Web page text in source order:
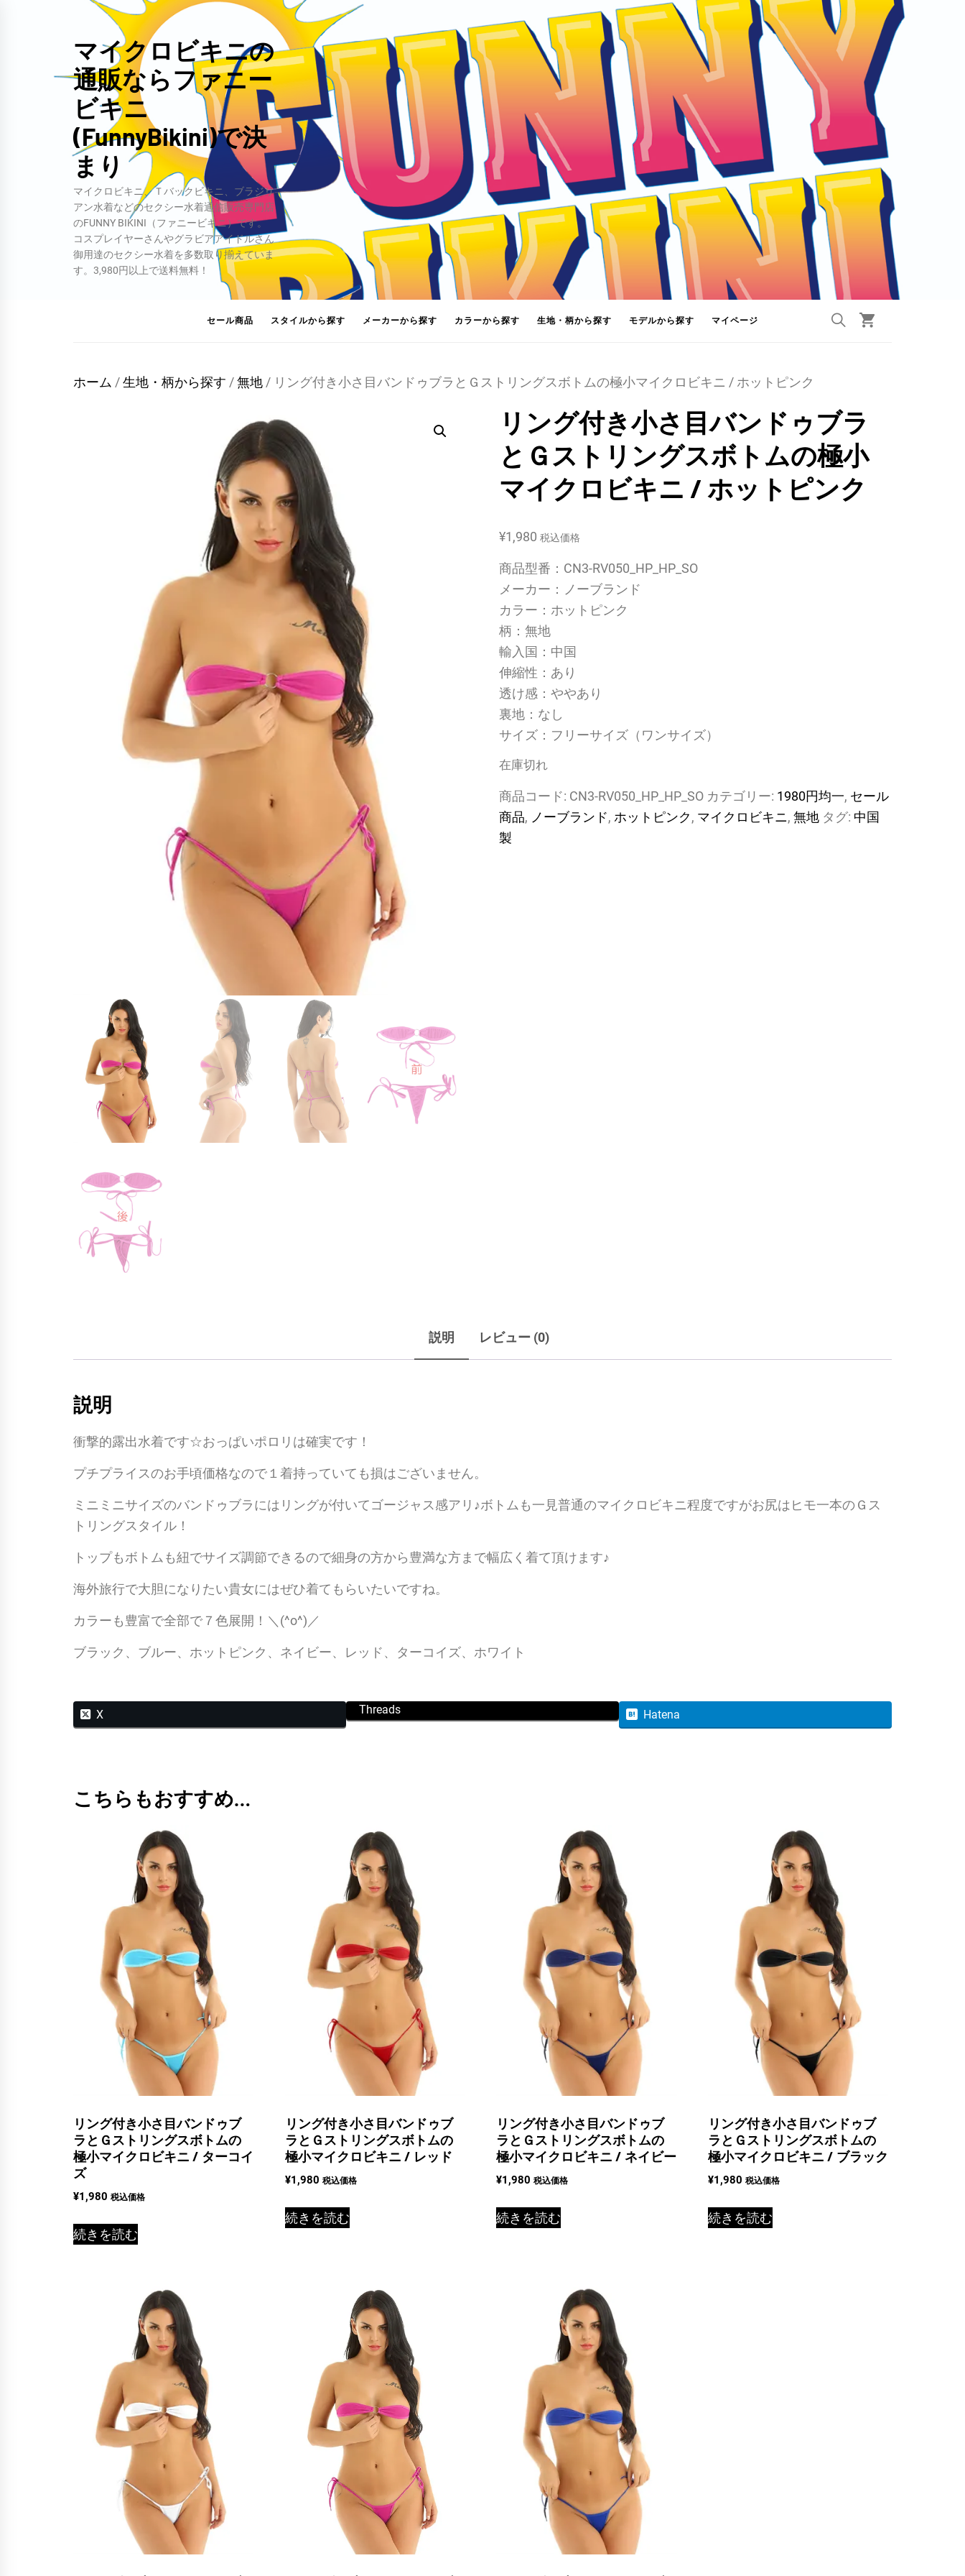
マイクロビキニの
通販ならファニー
ビキニ
(FunnyBikini)で決
まり
マイクロビキニ、Ｔバックビキニ、ブラジリ
アン水着などのセクシー水着通信販売専門店
のFUNNY BIKINI（ファニービキニ）です。
コスプレイヤーさんやグラビアアイドルさん
御用達のセクシー水着を多数取り揃えていま
す。3,980円以上で送料無料！
セール商品 スタイルから探す メーカーから探す カラーから探す 生地・柄から探す モデルから探す マイページ
ホーム /生地・柄から探す /無地 / リング付き小さ目バンドゥブラとＧストリングスボトムの極小マイクロビキニ / ホットピンク
リング付き小さ目バンドゥブラ
とＧストリングスボトムの極小
マイクロビキニ / ホットピンク
¥1,980 税込価格
商品型番：CN3-RV050_HP_HP_SO
メーカー：ノーブランド
カラー：ホットピンク
柄：無地
輸入国：中国
伸縮性：あり
透け感：ややあり
裏地：なし
サイズ：フリーサイズ（ワンサイズ）
在庫切れ
商品コード: CN3-RV050_HP_HP_SO カテゴリー: 1980円均一, セール
商品, ノーブランド, ホットピンク, マイクロビキニ, 無地 タグ: 中国
製
説明 レビュー (0)
説明
衝撃的露出水着です☆おっぱいポロリは確実です！
プチプライスのお手頃価格なので１着持っていても損はございません。
ミニミニサイズのバンドゥブラにはリングが付いてゴージャス感アリ♪ボトムも一見普通のマイクロビキニ程度ですがお尻はヒモ一本のＧス
トリングスタイル！
トップもボトムも紐でサイズ調節できるので細身の方から豊満な方まで幅広く着て頂けます♪
海外旅行で大胆になりたい貴女にはぜひ着てもらいたいですね。
カラーも豊富で全部で７色展開！＼(^o^)／
ブラック、ブルー、ホットピンク、ネイビー、レッド、ターコイズ、ホワイト
X Threads Hatena
こちらもおすすめ…
リング付き小さ目バンドゥブ
ラとＧストリングスボトムの
極小マイクロビキニ / ターコイ
ズ
¥1,980 税込価格
続きを読む
リング付き小さ目バンドゥブ
ラとＧストリングスボトムの
極小マイクロビキニ / レッド
¥1,980 税込価格
続きを読む
リング付き小さ目バンドゥブ
ラとＧストリングスボトムの
極小マイクロビキニ / ネイビー
¥1,980 税込価格
続きを読む
リング付き小さ目バンドゥブ
ラとＧストリングスボトムの
極小マイクロビキニ / ブラック
¥1,980 税込価格
続きを読む